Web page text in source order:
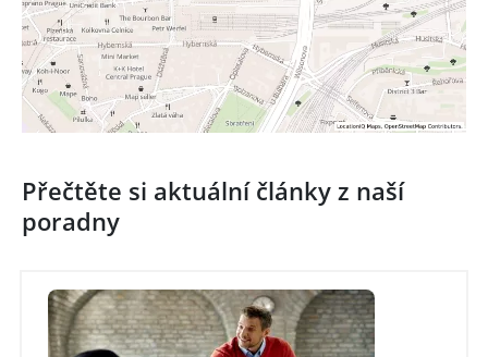
Přečtěte si aktuální články z naší
poradny